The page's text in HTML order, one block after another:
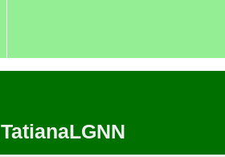
TatianaLGNN